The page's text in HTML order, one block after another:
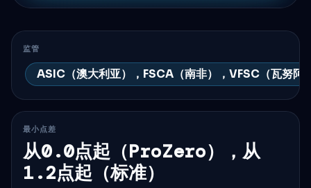
监管
ASIC（澳大利亚），FSCA（南非），VFSC（瓦努阿
最小点差
从0.0点起（ProZero），从
1.2点起（标准）